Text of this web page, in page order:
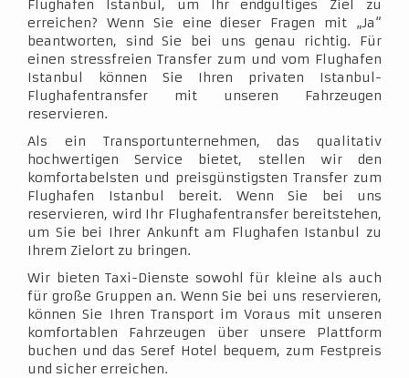
Flughafen Istanbul, um Ihr endgültiges Ziel zu
erreichen? Wenn Sie eine dieser Fragen mit „Ja“
beantworten, sind Sie bei uns genau richtig. Für
einen stressfreien Transfer zum und vom Flughafen
Istanbul können Sie Ihren privaten Istanbul-
Flughafentransfer mit unseren Fahrzeugen
reservieren.
Als ein Transportunternehmen, das qualitativ
hochwertigen Service bietet, stellen wir den
komfortabelsten und preisgünstigsten Transfer zum
Flughafen Istanbul bereit. Wenn Sie bei uns
reservieren, wird Ihr Flughafentransfer bereitstehen,
um Sie bei Ihrer Ankunft am Flughafen Istanbul zu
Ihrem Zielort zu bringen.
Wir bieten Taxi-Dienste sowohl für kleine als auch
für große Gruppen an. Wenn Sie bei uns reservieren,
können Sie Ihren Transport im Voraus mit unseren
komfortablen Fahrzeugen über unsere Plattform
buchen und das Seref Hotel bequem, zum Festpreis
und sicher erreichen.